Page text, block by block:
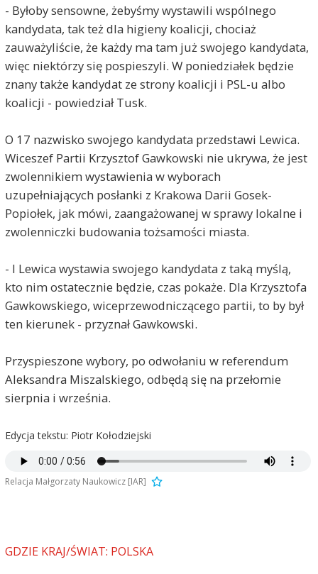
- Byłoby sensowne, żebyśmy wystawili wspólnego
kandydata, tak też dla higieny koalicji, chociaż
zauważyliście, że każdy ma tam już swojego kandydata,
więc niektórzy się pospieszyli. W poniedziałek będzie
znany także kandydat ze strony koalicji i PSL-u albo
koalicji - powiedział Tusk.
O 17 nazwisko swojego kandydata przedstawi Lewica.
Wiceszef Partii Krzysztof Gawkowski nie ukrywa, że jest
zwolennikiem wystawienia w wyborach
uzupełniających posłanki z Krakowa Darii Gosek-
Popiołek, jak mówi, zaangażowanej w sprawy lokalne i
zwolenniczki budowania tożsamości miasta.
- I Lewica wystawia swojego kandydata z taką myślą,
kto nim ostatecznie będzie, czas pokaże. Dla Krzysztofa
Gawkowskiego, wiceprzewodniczącego partii, to by był
ten kierunek - przyznał Gawkowski.
Przyspieszone wybory, po odwołaniu w referendum
Aleksandra Miszalskiego, odbędą się na przełomie
sierpnia i września.
Edycja tekstu: Piotr Kołodziejski
Relacja Małgorzaty Naukowicz [IAR]
GDZIE KRAJ/ŚWIAT: POLSKA